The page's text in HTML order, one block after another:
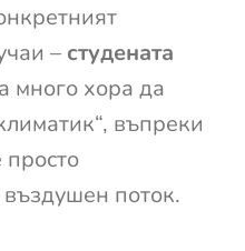
– студената
много хора да
въпреки
просто
поток.